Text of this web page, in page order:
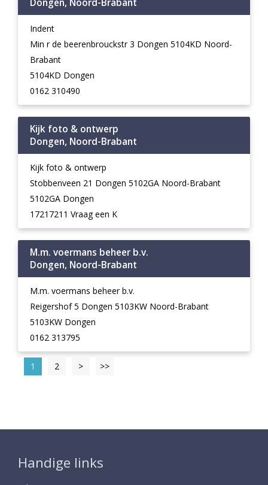
Dongen, Noord-Brabant
Indent
Min r de beerenbrouckstr 3 Dongen 5104KD Noord-
Brabant
5104KD Dongen
0162 310490
Kijk foto & ontwerp
Dongen, Noord-Brabant
Kijk foto & ontwerp
Stobbenveen 21 Dongen 5102GA Noord-Brabant
5102GA Dongen
17217211 Vraag een K
M.m. voermans beheer b.v.
Dongen, Noord-Brabant
M.m. voermans beheer b.v.
Reigershof 5 Dongen 5103KW Noord-Brabant
5103KW Dongen
0162 313795
1 2 > >>
Handige links